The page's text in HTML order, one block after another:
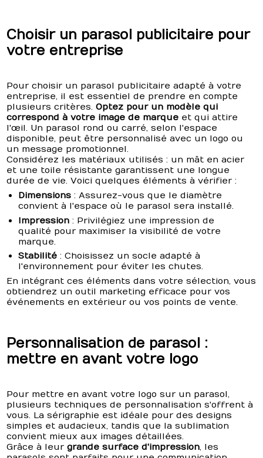
Choisir un parasol publicitaire pour
votre entreprise
Pour choisir un parasol publicitaire adapté à votre
entreprise, il est essentiel de prendre en compte
plusieurs critères.Optez pour un modèle qui
correspond à votre image de marque et qui attire
l'œil. Un parasol rond ou carré, selon l'espace
disponible, peut être personnalisé avec un logo ou
un message promotionnel.
Considérez les matériaux utilisés : un mât en acier
et une toile résistante garantissent une longue
durée de vie. Voici quelques éléments à vérifier :
Dimensions : Assurez-vous que le diamètre
convient à l'espace où le parasol sera installé.
Impression : Privilégiez une impression de
qualité pour maximiser la visibilité de votre
marque.
Stabilité : Choisissez un socle adapté à
l'environnement pour éviter les chutes.
En intégrant ces éléments dans votre sélection, vous
obtiendrez un outil marketing efficace pour vos
événements en extérieur ou vos points de vente.
Personnalisation de parasol :
mettre en avant votre logo
Pour mettre en avant votre logo sur un parasol,
plusieurs techniques de personnalisation s'offrent à
vous. La sérigraphie est idéale pour des designs
simples et audacieux, tandis que la sublimation
convient mieux aux images détaillées.
Grâce à leurgrande surface d'impression, les